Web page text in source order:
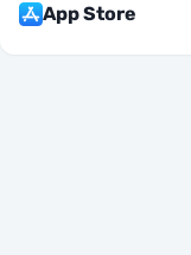
App Store